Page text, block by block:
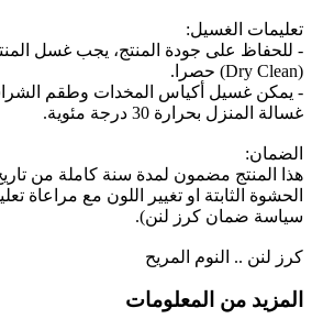
تعليمات الغسيل:
- للحفاظ على جودة المنتج، يجب غسل
(Dry Clean) حصرا.
- يمكن غسيل أكياس المخدات وطقم
غسالة المنزل بحرارة 30 درجة مئوية.
الضمان:
هذا المنتج مضمون لمدة سنة كاملة من
الحشوة الثابتة او تغيير اللون مع مراعاة
سياسة ضمان كرز لنن).
كرز لنن .. النوم المريح
المزيد من المعلومات